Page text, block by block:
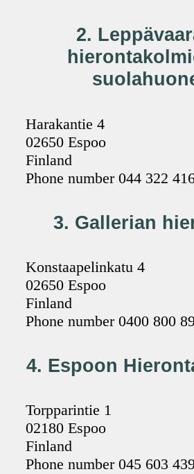
2.
Harakantie 4
02650 Espoo
Finland
Phone number 044 322
3. Gallerian
Konstaapelinkatu 4
02650 Espoo
Finland
Phone number 0400 800
4. Espoon
Torpparintie 1
02180 Espoo
Finland
Phone number 045 603